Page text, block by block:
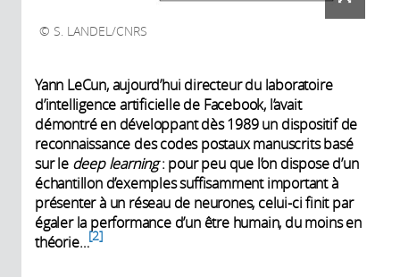
S. LANDEL/CNRS
Yann LeCun, aujourd’hui directeur du laboratoire
d’intelligence artificielle de Facebook, l’avait
démontré en développant dès 1989 un dispositif de
reconnaissance des codes postaux manuscrits basé
sur le deep learning: pour peu que l’on dispose d’un
échantillon d’exemples suffisamment important à
présenter à un réseau de neurones, celui-ci finit par
égaler la performance d’un être humain, du moins en
théorie… 2